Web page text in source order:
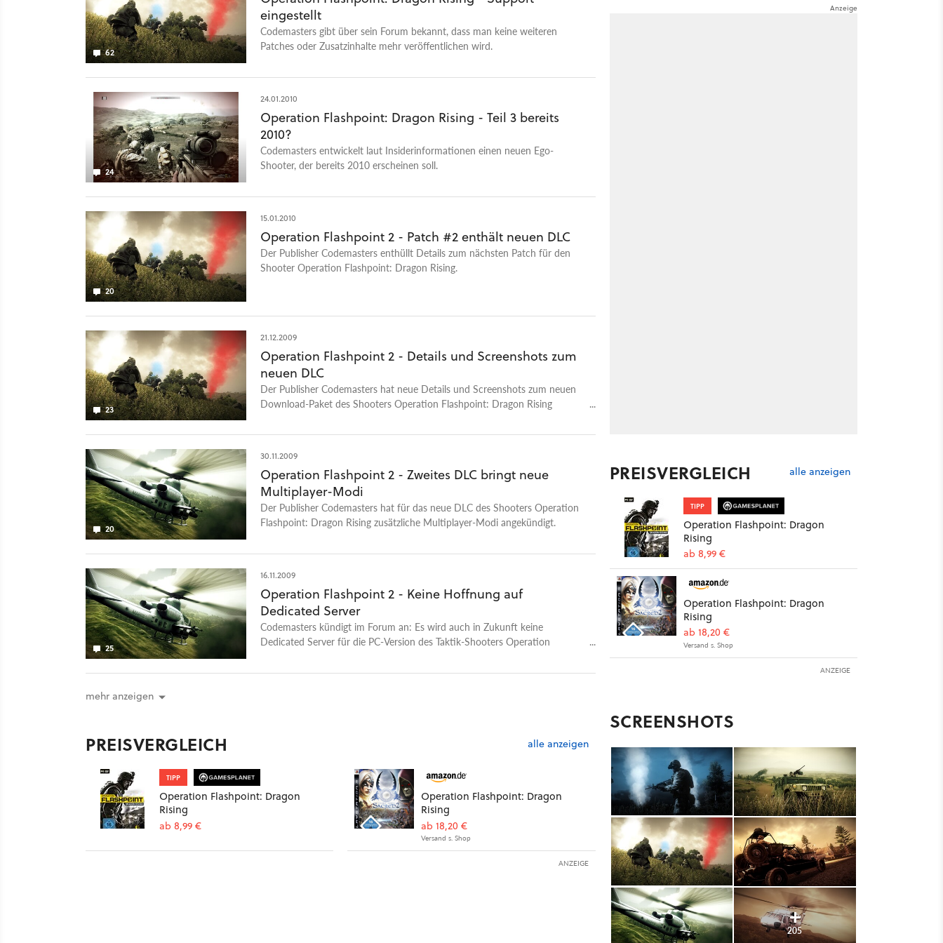
Beispiel die gelaufene Route, sind Berge oder andere zeitraubende
Hindernisse im Weg und wie schnell ist der Charakter? Weitere Toplisten-
Videos: Kommende Grafik-Highlights im Jahr 2017
62
eingestellt
Codemasters gibt über sein Forum bekannt, dass man keine weiteren
Patches oder Zusatzinhalte mehr veröffentlichen wird.
24
24.01.2010
Operation Flashpoint: Dragon Rising - Teil 3 bereits
2010?
Codemasters entwickelt laut Insiderinformationen einen neuen Ego-
Shooter, der bereits 2010 erscheinen soll.
20
15.01.2010
Operation Flashpoint 2 - Patch #2 enthält neuen DLC
Der Publisher Codemasters enthüllt Details zum nächsten Patch für den
Shooter Operation Flashpoint: Dragon Rising.
23
21.12.2009
Operation Flashpoint 2 - Details und Screenshots zum
neuen DLC
Der Publisher Codemasters hat neue Details und Screenshots zum neuen
Download-Paket des Shooters Operation Flashpoint: Dragon Rising
20
30.11.2009
Operation Flashpoint 2 - Zweites DLC bringt neue
Multiplayer-Modi
Der Publisher Codemasters hat für das neue DLC des Shooters Operation
Flashpoint: Dragon Rising zusätzliche Multiplayer-Modi angekündigt.
25
16.11.2009
Operation Flashpoint 2 - Keine Hoffnung auf
Dedicated Server
Codemasters kündigt im Forum an: Es wird auch in Zukunft keine
Dedicated Server für die PC-Version des Taktik-Shooters Operation
mehr anzeigen
PREISVERGLEICH alle anzeigen
TIPP
Operation Flashpoint: Dragon
Rising
ab 8,99 €
Operation Flashpoint: Dragon
Rising
ab 18,20 €
Versand s. Shop
ANZEIGE
PREISVERGLEICH alle anzeigen
TIPP
Operation Flashpoint: Dragon
Rising
ab 8,99 €
Operation Flashpoint: Dragon
Rising
ab 18,20 €
Versand s. Shop
ANZEIGE
SCREENSHOTS
205